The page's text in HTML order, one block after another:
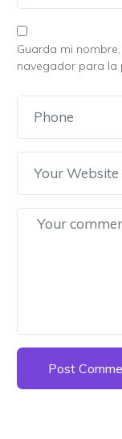
Guarda mi
navegador para la
Post